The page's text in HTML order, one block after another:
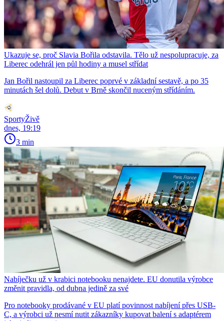
Ukazuje se, proč Slavia Bořila odstavila. Tělo už nespolupracuje, za
Liberec odehrál jen půl hodiny a musel střídat
Jan Bořil nastoupil za Liberec poprvé v základní sestavě, a po 35
minutách šel dolů. Debut v Brně skončil nuceným střídáním.
SportyŽivě
dnes, 19:19
3 min
Nabíječku už v krabici notebooku nenajdete. EU donutila výrobce
změnit pravidla, od dubna jedině za své
Pro notebooky prodávané v EU platí povinnost nabíjení přes USB-
C, a výrobci už nesmí nutit zákazníky kupovat balení s adaptérem